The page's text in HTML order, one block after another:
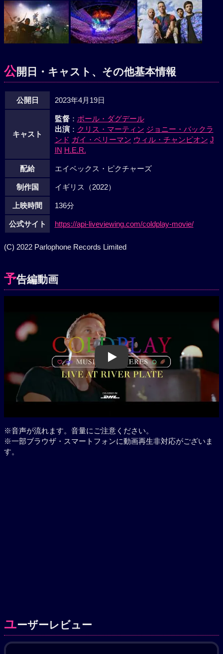
公開日・キャスト、その他基本情報
公開日 2023年4月19日
キャスト
監督： ポール・ダグデール
出演： クリス・マーティン ジョニー・バックラ
ンド ガイ・ベリーマン ウィル・チャンピオン J
IN H.E.R.
配給 エイベックス・ピクチャーズ
制作国 イギリス（2022）
上映時間 136分
公式サイト https://api-liveviewing.com/coldplay-movie/
(C) 2022 Parlophone Records Limited
予告編動画
Play
※音声が流れます。音量にご注意ください。
※一部ブラウザ・スマートフォンに動画再生非対応がございま
す。
ユーザーレビュー